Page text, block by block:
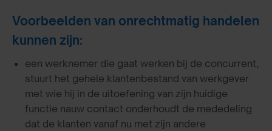
Voorbeelden van onrechtmatig handelen
kunnen zijn:
een werknemer die gaat werken bij de concurrent,
stuurt het gehele klantenbestand van werkgever
met wie hij in de uitoefening van zijn huidige
functie nauw contact onderhoudt de mededeling
dat de klanten vanaf nu met zijn andere